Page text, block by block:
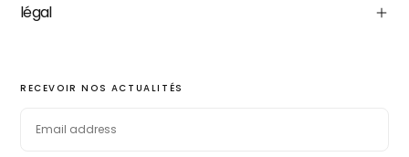
légal
RECEVOIR NOS ACTUALITÉS